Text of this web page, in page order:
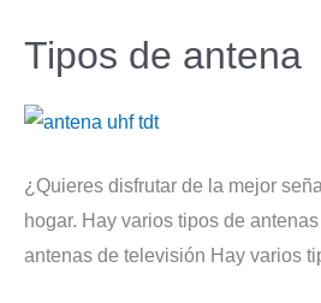
Tipos de antena
¿Quieres disfrutar de la mejor
hogar. Hay varios tipos de
antenas de televisión Hay varios